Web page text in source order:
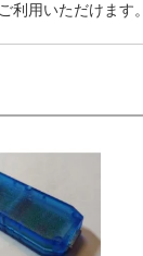
利用いただけます。